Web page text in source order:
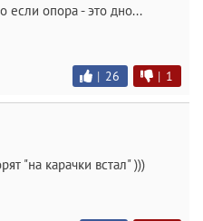
если опора - это дно...
| 26 | 1
"на карачки встал" )))